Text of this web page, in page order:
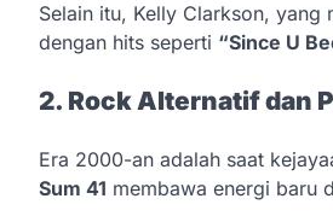
Selain itu, Kelly Clarkson, yang
dengan hits seperti “Since U
2. Rock Alternatif dan
Era 2000-an adalah saat
Sum 41 membawa energi baru